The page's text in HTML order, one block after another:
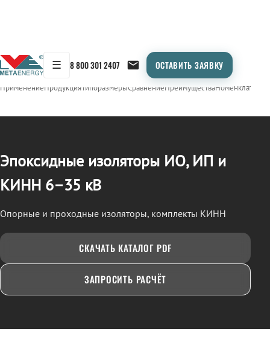
☰ 8 800 301 2407 ОСТАВИТЬ ЗАЯВКУ
← Продукция/ИЗОЛЯТОРЫ ЭПОКСИДНЫЕ (ИО, ИП, КИНН)
ПрименениеПродукцияТипоразмерыСравнениеПреимуществаНоменклатура
Эпоксидные изоляторы ИО, ИП и
КИНН 6–35 кВ
Опорные и проходные изоляторы, комплекты КИНН
СКАЧАТЬ КАТАЛОГ PDF
ЗАПРОСИТЬ РАСЧЁТ